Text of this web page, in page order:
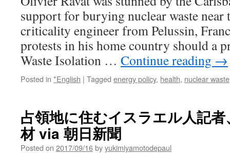
support for burying nuclear waste near
criticality engineer from Pelussin,
protests in his home country should a
Waste Isolation … Continue reading →
Posted in *English | Tagged energy policy, health, nuclear waste
占領地に住むイスラエル人記
材 via 朝日新聞
Posted on 2017/09/16byyukimiyamotodepaul